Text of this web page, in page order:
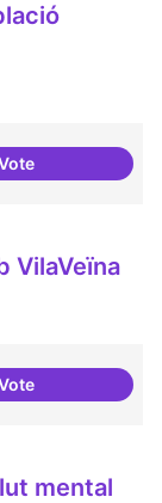
Malestar
VilaVeïna
Passejades
mental